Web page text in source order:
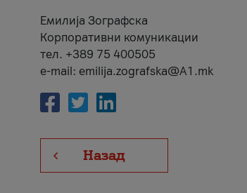
Емилија Зографска
Корпоративни комуникации
тел. +389 75 400505
e-mail: emilija.zografska@A1.mk
Назад